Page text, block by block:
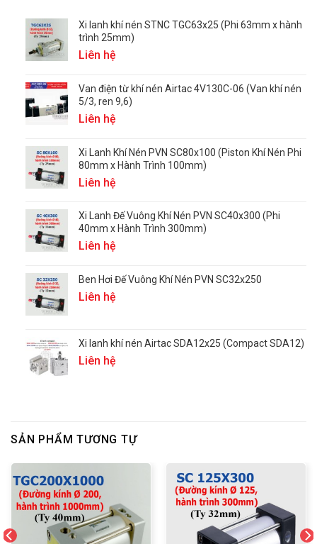
Xi lanh khí nén STNC TGC63x25 (Phi 63mm x hành
trình 25mm)
Liên hệ
Van điện từ khí nén Airtac 4V130C-06 (Van khí nén
5/3, ren 9,6)
Liên hệ
Xi Lanh Khí Nén PVN SC80x100 (Piston Khí Nén Phi
80mm x Hành Trình 100mm)
Liên hệ
Xi Lanh Đế Vuông Khí Nén PVN SC40x300 (Phi
40mm x Hành Trình 300mm)
Liên hệ
Ben Hơi Đế Vuông Khí Nén PVN SC32x250
Liên hệ
Xi lanh khí nén Airtac SDA12x25 (Compact SDA12)
Liên hệ
SẢN PHẨM TƯƠNG TỰ